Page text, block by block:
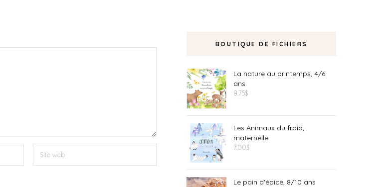
BOUTIQUE DE FICHIERS
La nature au printemps, 4/6
ans
8.75$
Les Animaux du froid,
maternelle
7.00$
Le pain d'épice, 8/10 ans